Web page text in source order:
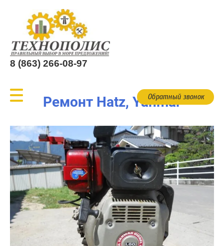
Обратный звонок
8 (863) 266-08-97
Ремонт Hatz, Yanmar